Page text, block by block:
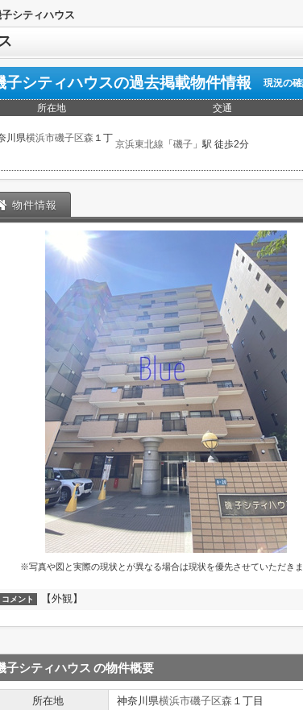
シティハウス
子シティハウスの過去掲載物件情報 現況の
所在地 交通
川県横浜市磯子区森 １丁
京浜東北線 「 磯子 」駅 徒歩2分
物件情報
※写真や図と実際の現状とが異なる場合は現状を優先させていただき
コメント 【外観】
子シティハウス の物件概要
所在地 神奈川県横浜市磯子区森 １丁目